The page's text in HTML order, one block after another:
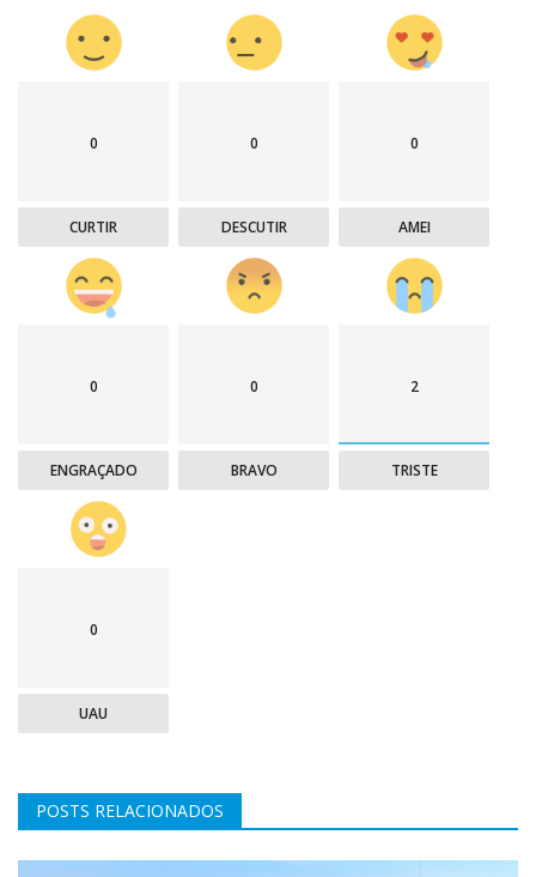
0
CURTIR
0
DESCUTIR
0
AMEI
0
ENGRAÇADO
0
BRAVO
2
TRISTE
0
UAU
POSTS RELACIONADOS